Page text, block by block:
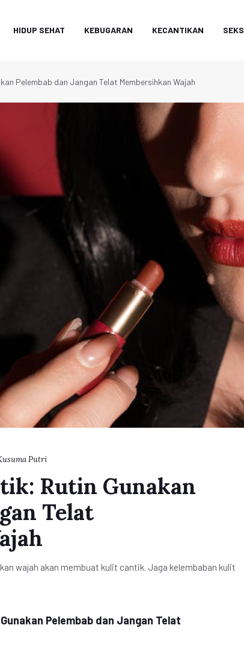
HIDUP SEHAT KEBUGARAN KECANTIKAN SEKS
Pelembab dan Jangan Telat Membersihkan Wajah
Putri
Rutin Gunakan
Telat
wajah akan membuat kulit cantik. Jaga kelembaban kulit
Pelembab dan Jangan Telat